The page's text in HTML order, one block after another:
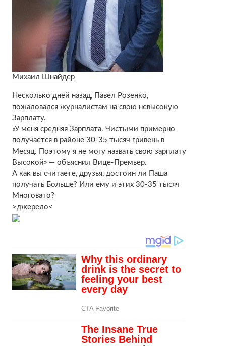
Михаил Шнайдер
Несколько дней назад, Павел Розенко,
пожаловался журналистам на свою невысокую
Зарплату.
«У меня средняя Зарплата. Чистыми примерно
получается в районе 30-35 тысяч гривень в
Месяц. Поэтому я не могу назвать свою зарплату
Высокой» — объяснил Вице-Премьер.
А как вы считаете, друзья, достоин ли Паша
получать Больше? Или ему и этих 30-35 тысяч
Многовато?
>джерело<